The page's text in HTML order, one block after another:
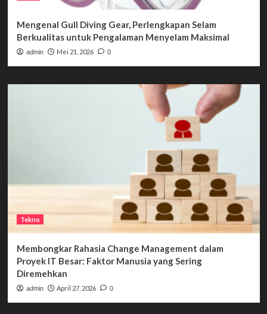
Mengenal Gull Diving Gear, Perlengkapan Selam
Berkualitas untuk Pengalaman Menyelam Maksimal
admin Mei 21, 2026 0
Tekno
Membongkar Rahasia Change Management dalam
Proyek IT Besar: Faktor Manusia yang Sering
Diremehkan
admin April 27, 2026 0